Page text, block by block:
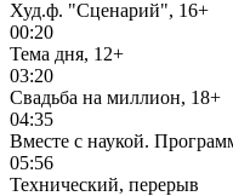
Худ.ф. "Сценарий", 16+
00:20
Тема дня, 12+
03:20
Свадьба на миллион, 18+
04:35
Вместе с наукой.
05:56
Технический, перерыв